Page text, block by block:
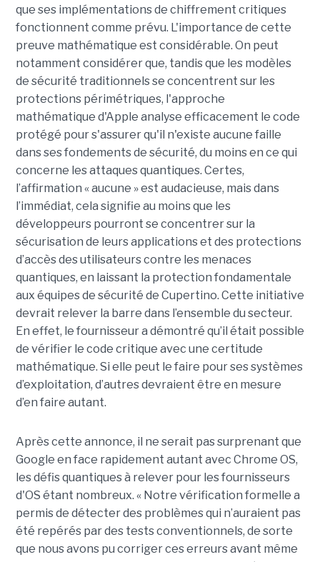
que ses implémentations de chiffrement critiques
fonctionnent comme prévu. L'importance de cette
preuve mathématique est considérable. On peut
notamment considérer que, tandis que les modèles
de sécurité traditionnels se concentrent sur les
protections périmétriques, l'approche
mathématique d'Apple analyse efficacement le code
protégé pour s'assurer qu'il n'existe aucune faille
dans ses fondements de sécurité, du moins en ce qui
concerne les attaques quantiques. Certes,
l’affirmation « aucune » est audacieuse, mais dans
l’immédiat, cela signifie au moins que les
développeurs pourront se concentrer sur la
sécurisation de leurs applications et des protections
d’accès des utilisateurs contre les menaces
quantiques, en laissant la protection fondamentale
aux équipes de sécurité de Cupertino. Cette initiative
devrait relever la barre dans l’ensemble du secteur.
En effet, le fournisseur a démontré qu’il était possible
de vérifier le code critique avec une certitude
mathématique. Si elle peut le faire pour ses systèmes
d’exploitation, d’autres devraient être en mesure
d’en faire autant.
Après cette annonce, il ne serait pas surprenant que
Google en face rapidement autant avec Chrome OS,
les défis quantiques à relever pour les fournisseurs
d'OS étant nombreux. « Notre vérification formelle a
permis de détecter des problèmes qui n’auraient pas
été repérés par des tests conventionnels, de sorte
que nous avons pu corriger ces erreurs avant même